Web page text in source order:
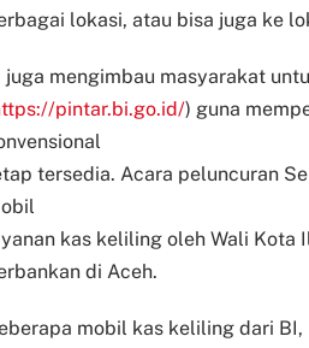
lokasi, atau bisa juga ke
juga mengimbau masyarakat
pintar.bi.go.id/) guna
tersedia. Acara peluncuran
kas keliling oleh Wali Kota
di Aceh.
mobil kas keliling dari BI,